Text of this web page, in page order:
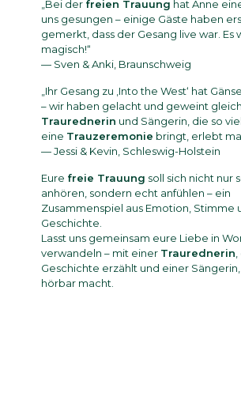
„Bei der freien Trauung hat Anne
uns gesungen – einige Gäste haben
gemerkt, dass der Gesang live war. Es
magisch!“
— Sven & Anki, Braunschweig
„Ihr Gesang zu ‚Into the West‘ hat
– wir haben gelacht und geweint
Traurednerin und Sängerin, die so
eine Trauzeremonie bringt, erlebt
— Jessi & Kevin, Schleswig-Holstein
Eure freie Trauung soll sich nicht nur
anhören, sondern echt anfühlen – ein
Zusammenspiel aus Emotion, Stimme
Geschichte.
Lasst uns gemeinsam eure Liebe in
verwandeln – mit einer Traurednerin
Geschichte erzählt und einer
hörbar macht.